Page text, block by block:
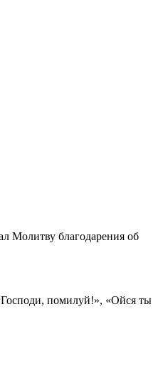
Молитву благодарения об
помилуй!», «Ойся ты